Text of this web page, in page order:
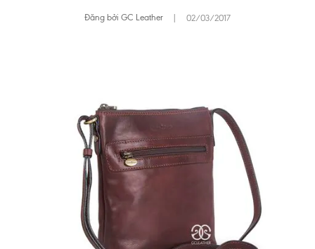
Đăng bởi GC Leather 02/03/2017